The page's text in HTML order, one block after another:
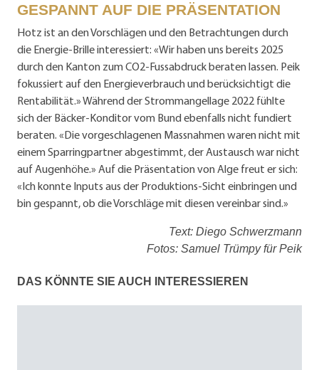
GESPANNT AUF DIE PRÄSENTATION
Hotz ist an den Vorschlägen und den Betrachtungen durch
die Energie-Brille interessiert: «Wir haben uns bereits 2025
durch den Kanton zum CO2-Fussabdruck beraten lassen. Peik
fokussiert auf den Energieverbrauch und berücksichtigt die
Rentabilität.» Während der Strommangellage 2022 fühlte
sich der Bäcker-Konditor vom Bund ebenfalls nicht fundiert
beraten. «Die vorgeschlagenen Massnahmen waren nicht mit
einem Sparringpartner abgestimmt, der Austausch war nicht
auf Augenhöhe.» Auf die Präsentation von Alge freut er sich:
«Ich konnte Inputs aus der Produktions-Sicht einbringen und
bin gespannt, ob die Vorschläge mit diesen vereinbar sind.»
Text: Diego Schwerzmann
Fotos: Samuel Trümpy für Peik
DAS KÖNNTE SIE AUCH INTERESSIEREN